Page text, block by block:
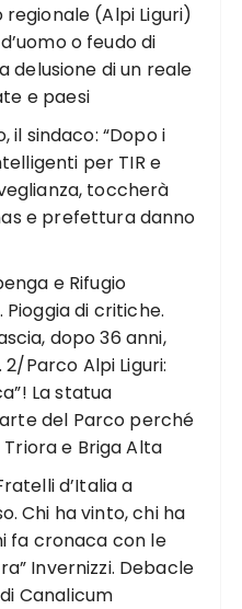
regionale (Alpi Liguri)
o feudo di
delusione di un reale
e paesi
il sindaco: “Dopo i
per TIR e
toccherà
e prefettura danno
e Rifugio
Pioggia di critiche.
dopo 36 anni,
Parco Alpi Liguri:
La statua
del Parco perché
e Briga Alta
d’Italia a
Chi ha vinto, chi ha
fa cronaca con le
Invernizzi. Debacle
Canalicum